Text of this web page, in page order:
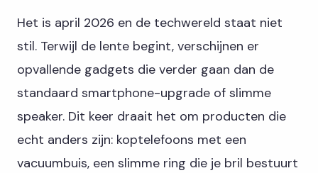
Het is april 2026 en de techwereld staat niet
stil. Terwijl de lente begint, verschijnen er
opvallende gadgets die verder gaan dan de
standaard smartphone-upgrade of slimme
speaker. Dit keer draait het om producten die
echt anders zijn: koptelefoons met een
vacuumbuis, een slimme ring die je bril bestuurt